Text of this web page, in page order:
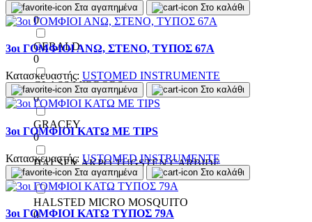
GALAXY CASETTES
0
GERALD
0
GLASS MIRRORS
0
GRACEY
0
HALSEY ΑΚΡΟ TUGSTEN CARBIDE
0
HALSTED MICRO MOSQUITO
0
Στα αγαπημένα Στο καλάθι
3οι ΓΟΜΦΙΟΙ ΑΝΩ, ΣΤΕΝΟ, ΤΥΠΟΣ 67Α
Κατασκευαστής: USTOMED INSTRUMENTE
Στα αγαπημένα Στο καλάθι
3οι ΓΟΜΦΙΟΙ ΚΑΤΩ ΜΕ TIPS
Κατασκευαστής: USTOMED INSTRUMENTE
Στα αγαπημένα Στο καλάθι
3οι ΓΟΜΦΙΟΙ ΚΑΤΩ ΤΥΠΟΣ 79Α